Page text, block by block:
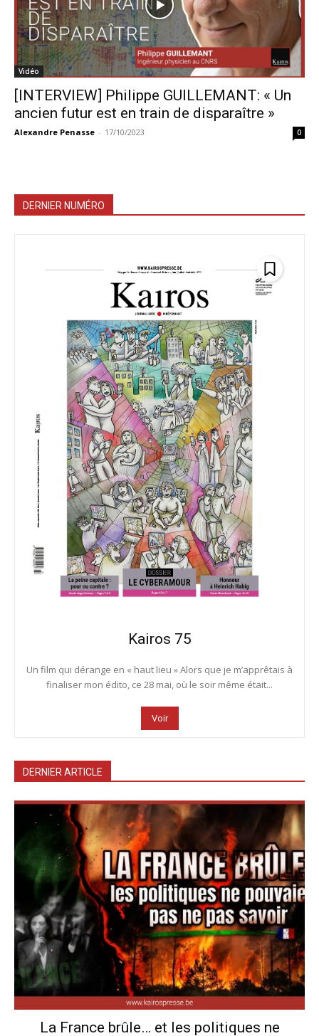
Vidéo
[INTERVIEW] Philippe GUILLEMANT: « Un
ancien futur est en train de disparaître »
Alexandre Penasse - 17/10/2023 0
DERNIER NUMÉRO
Kairos 75
Un film qui dérange en « haut lieu » Alors que je m’apprêtais à
finaliser mon édito, ce 28 mai, où le soir même était...
Voir
DERNIER ARTICLE
La France brûle… et les politiques ne